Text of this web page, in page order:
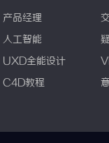
产品经理
人工智能
UXD全能设计
C4D教程